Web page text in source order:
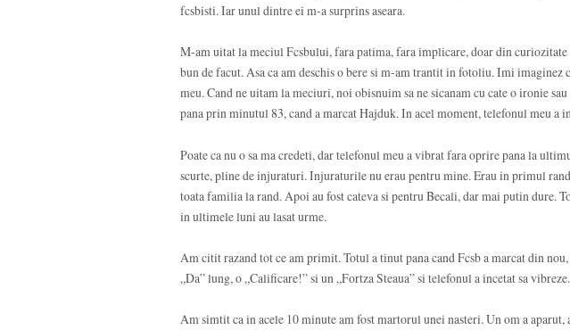
fcsbisti. Iar unul dintre ei m-a surprins aseara.
M-am uitat la meciul Fcsbului, fara patima, fara implicare, doar din curiozitate
bun de facut. Asa ca am deschis o bere si m-am trantit in fotoliu. Imi imaginez
meu. Cand ne uitam la meciuri, noi obisnuim sa ne sicanam cu cate o ironie
pana prin minutul 83, cand a marcat Hajduk. In acel moment, telefonul meu a
Poate ca nu o sa ma credeti, dar telefonul meu a vibrat fara oprire pana la
scurte, pline de injuraturi. Injuraturile nu erau pentru mine. Erau in primul
toata familia la rand. Apoi au fost cateva si pentru Becali, dar mai putin dure.
in ultimele luni au lasat urme.
Am citit razand tot ce am primit. Totul a tinut pana cand Fcsb a marcat din
„Da” lung, o „Calificare!” si un „Fortza Steaua” si telefonul a incetat sa vibreze.
Am simtit ca in acele 10 minute am fost martorul unei nasteri. Un om a aparut,